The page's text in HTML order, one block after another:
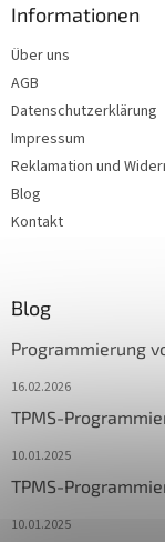
Informationen
Über uns
AGB
Datenschutzerklärung
Impressum
Reklamation und
Blog
Kontakt
Blog
Programmierung
16.02.2026
TPMS-
10.01.2025
TPMS-
10.01.2025